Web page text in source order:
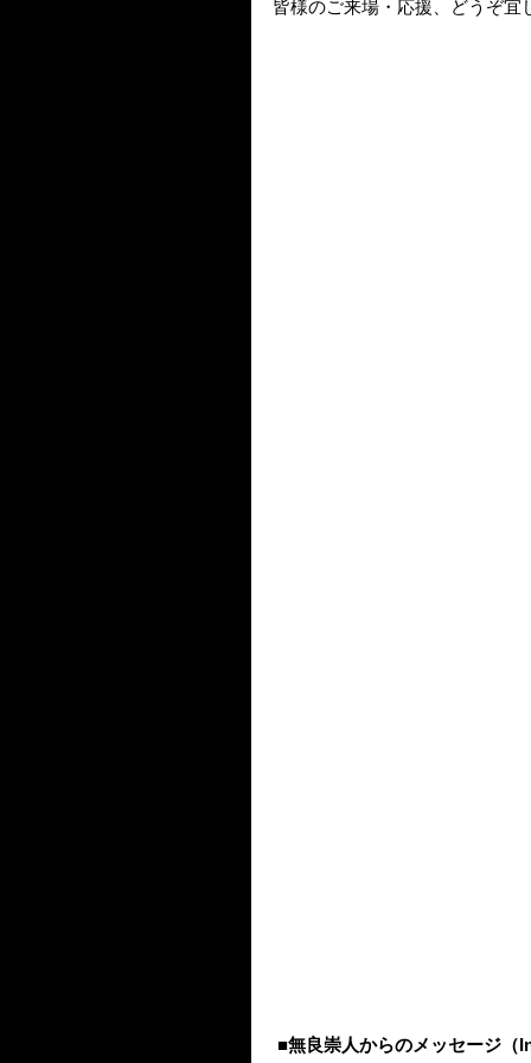
皆様のご来場・応援、どうぞ宜
■無良崇人からのメッセージ（